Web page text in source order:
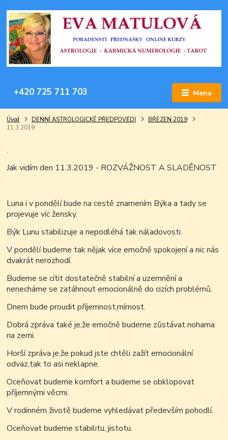
Menu
+420 725 711 703
Úvod DENNÍ ASTROLOGICKÉ PŘEDPOVĚDI
BŘEZEN 2019
11.3.2019
.
Jak vidím den 11.3.2019 - ROZVÁŽNOST A SLADĚNOST
Luna i v pondělí bude na cestě znamením Býka a tady se
projevuje víc žensky.
Býk Lunu stabilizuje a nepodléhá tak náladovosti.
V pondělí budeme tak nějak více emočně spokojení a nic nás
dvakrát nerozhodí.
Budeme se cítit dostatečně stabilní a uzemnění a
nenecháme se zatáhnoutemocionálnědo cizích problémů.
Dnem bude proudit příjemnost,mírnost.
Dobrá zpráva také je,že emočně budeme zůstávat nohama
na zemi.
Horší zpráva je,že pokud jste chtěli zažít emocionální
odvaz,tak to asi neklapne.
Oceňovat budeme komfort a budeme se obklopovat
příjemnými věcmi.
V rodinném životě budeme vyhledávat především pohodlí.
Oceňovat budeme stabilitu, jistotu.